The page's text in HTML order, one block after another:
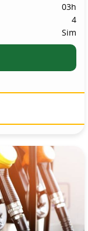
03h
4
Sim